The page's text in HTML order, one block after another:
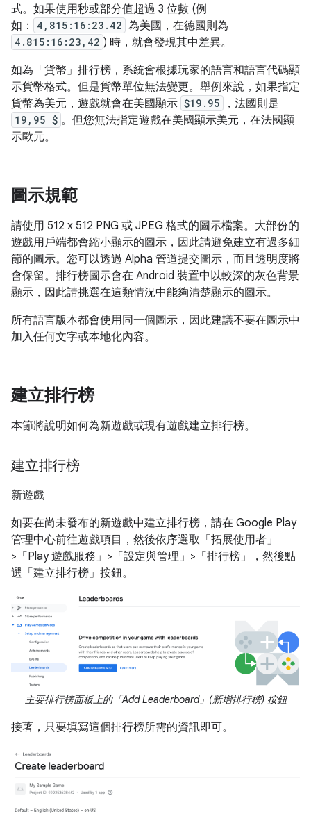
式。如果使用秒或部分值超過 3 位數 (例
如：
4,815:16:23.42 為美國，在德國則為
4.815:16:23,42 ) 時，就會發現其中差異。
如為「貨幣」 排行榜，系統會根據玩家的語言和語言代碼顯
示貨幣格式。但是貨幣單位無法變更。舉例來說，如果指定
貨幣為美元，遊戲就會在美國顯示 $19.95 ，法國則是
19,95 $ 。但您無法指定遊戲在美國顯示美元，在法國顯
示歐元。
圖示規範
請使用 512 x 512 PNG 或 JPEG 格式的圖示檔案。大部份的
遊戲用戶端都會縮小顯示的圖示，因此請避免建立有過多細
節的圖示。您可以透過 Alpha 管道提交圖示，而且透明度將
會保留。排行榜圖示會在 Android 裝置中以較深的灰色背景
顯示，因此請挑選在這類情況中能夠清楚顯示的圖示。
所有語言版本都會使用同一個圖示，因此建議不要在圖示中
加入任何文字或本地化內容。
建立排行榜
本節將說明如何為新遊戲或現有遊戲建立排行榜。
建立排行榜
新遊戲
如要在尚未發布的新遊戲中建立排行榜，請在 Google Play
管理中心前往遊戲項目，然後依序選取「拓展使用者」
>「Play 遊戲服務」>「設定與管理」>「排行榜」
，然後點
選「建立排行榜」 按鈕。
主要排行榜面板上的「Add Leaderboard」(新增排行榜) 按鈕
接著，只要填寫這個排行榜所需的資訊即可。